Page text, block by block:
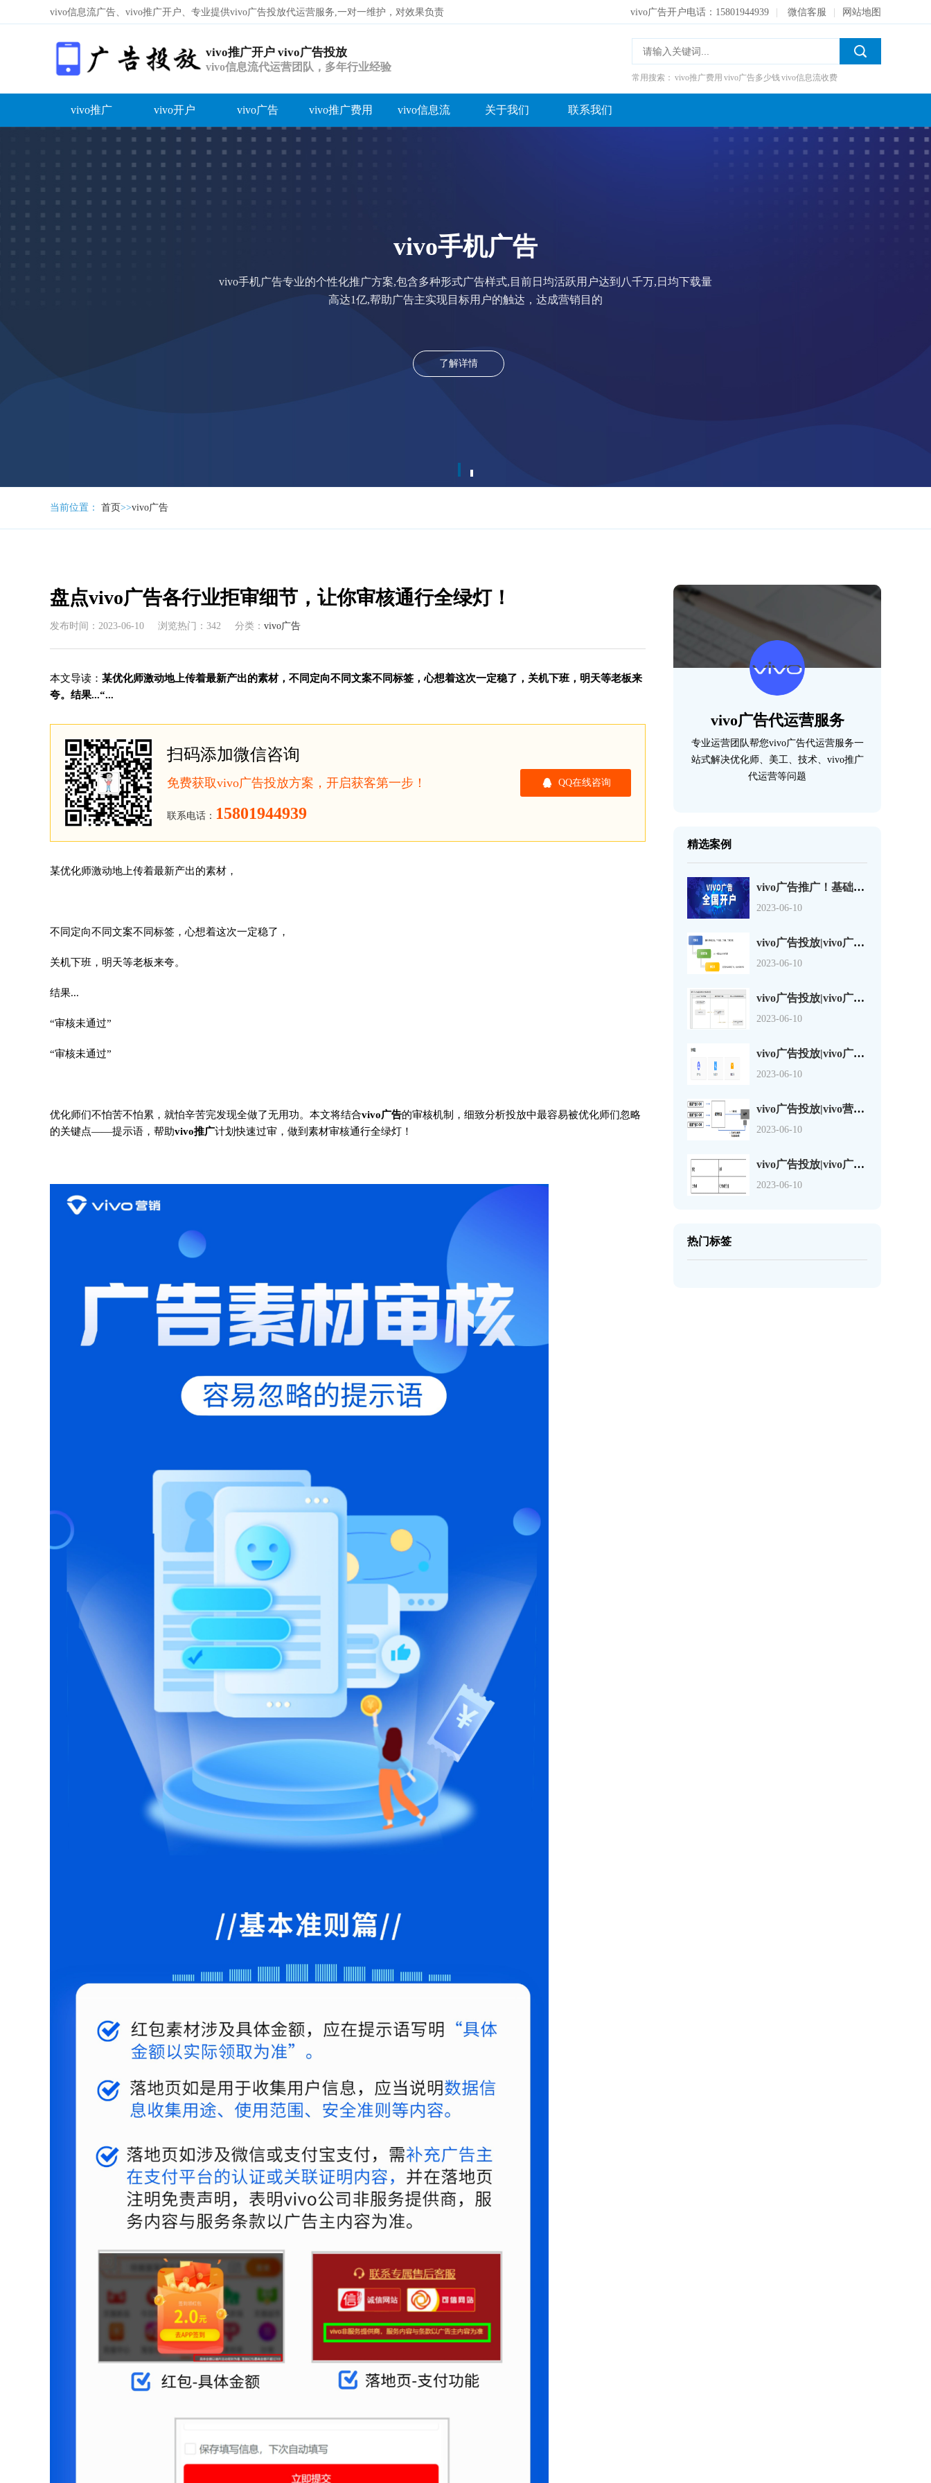
vivo信息流广告、vivo推广开户、专业提供vivo广告投放代运营服务,一对一维护，对效果负责 vivo广告开户电话：15801944939 微信客服 网站地图
vivo推广开户 vivo广告投放
vivo信息流代运营团队，多年行业经验
常用搜索： vivo推广费用 vivo广告多少钱vivo信息流收费
vivo推广 vivo开户 vivo广告 vivo推广费用 vivo信息流 关于我们 联系我们
vivo广告投放代运营
vivo开户，vivo推广，vivo信息流广告，vivo广告投放，vivo广告开户投放
当前位置： 首页>>vivo广告
！
盘点vivo广告各行业拒审细节，让你审核通行全绿灯！
发布时间：2023-06-10 浏览热门：342 分类： vivo广告
本文导读： 某优化师激动地上传着最新产出的素材，不同定向不同文案不同标签，心想着这次一定稳了，关机下班，明天等老板来
夸。结果...“...
扫码添加微信咨询
免费获取vivo广告投放方案，开启获客第一步！
联系电话： 15801944939
QQ在线咨询
某优化师激动地上传着最新产出的素材，
不同定向不同文案不同标签，心想着这次一定稳了，
关机下班，明天等老板来夸。
结果...
“审核未通过”
“审核未通过”
优化师们不怕苦不怕累，就怕辛苦完发现全做了无用功。本文将结合vivo广告的审核机制，细致分析投放中最容易被优化师们忽略
的关键点——提示语，帮助vivo推广计划快速过审，做到素材审核通行全绿灯！
vivo广告代运营服务
专业运营团队帮您vivo广告代运营服务一
站式解决优化师、美工、技术、vivo推广
代运营等问题
精选案例
vivo广告推广！基础定向和行为兴趣定向介绍！
2023-06-10
vivo广告投放|vivo广告复制2.0功能介绍
2023-06-10
vivo广告投放|vivo广告第三方监测链接说明
2023-06-10
vivo广告投放|vivo广告页面检测工具JS-SDK
2023-06-10
vivo广告投放|vivo营销平台广告渠道来源分包参数说明
2023-06-10
vivo广告投放|vivo广告渠道来源参数设置需注意的问题
2023-06-10
热门标签